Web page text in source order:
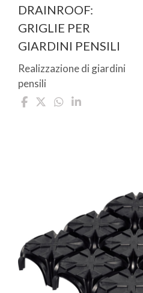
DRAINROOF:
GRIGLIE PER
GIARDINI PENSILI
Realizzazione di giardini
pensili